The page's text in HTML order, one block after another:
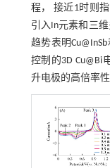
程， 接近1时则
引入In元素和三
趋势表明
控制的3D
升电极的高倍率